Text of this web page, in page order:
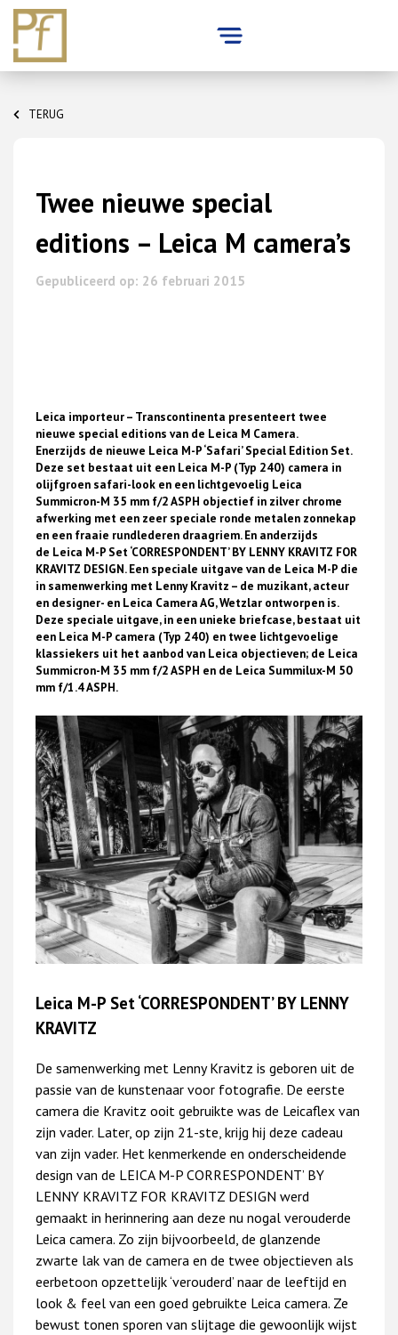
content
TERUG
Twee nieuwe special
editions – Leica M camera’s
Gepubliceerd op: 26 februari 2015
Leica importeur – Transcontinenta presenteert twee
nieuwe special editions van de Leica M Camera.
Enerzijds de nieuwe Leica M-P ‘Safari’ Special Edition Set.
Deze set bestaat uit een Leica M-P (Typ 240) camera in
olijfgroen safari-look en een lichtgevoelig Leica
Summicron-M 35 mm f/2 ASPH objectief in zilver chrome
afwerking met een zeer speciale ronde metalen zonnekap
en een fraaie rundlederen draagriem. En anderzijds
de Leica M-P Set ‘CORRESPONDENT’ BY LENNY KRAVITZ FOR
KRAVITZ DESIGN. Een speciale uitgave van de Leica M-P die
in samenwerking met Lenny Kravitz – de muzikant, acteur
en designer- en Leica Camera AG, Wetzlar ontworpen is.
Deze speciale uitgave, in een unieke briefcase, bestaat uit
een Leica M-P camera (Typ 240) en twee lichtgevoelige
klassiekers uit het aanbod van Leica objectieven; de Leica
Summicron-M 35 mm f/2 ASPH en de Leica Summilux-M 50
mm f/1.4 ASPH.
Leica M-P Set ‘CORRESPONDENT’ BY LENNY
KRAVITZ
De samenwerking met Lenny Kravitz is geboren uit de
passie van de kunstenaar voor fotografie. De eerste
camera die Kravitz ooit gebruikte was de Leicaflex van
zijn vader. Later, op zijn 21-ste, krijg hij deze cadeau
van zijn vader. Het kenmerkende en onderscheidende
design van de LEICA M-P CORRESPONDENT’ BY
LENNY KRAVITZ FOR KRAVITZ DESIGN werd
gemaakt in herinnering aan deze nu nogal verouderde
Leica camera. Zo zijn bijvoorbeeld, de glanzende
zwarte lak van de camera en de twee objectieven als
eerbetoon opzettelijk ‘verouderd’ naar de leeftijd en
look & feel van een goed gebruikte Leica camera. Ze
bewust tonen sporen van slijtage die gewoonlijk wijst